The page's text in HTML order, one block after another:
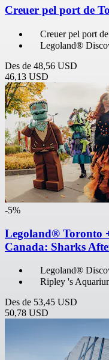
Creuer pel port de
Creuer pel port
Legoland®
Des de 48,56 USD
46,13 USD
-5%
Legoland® Toronto
Canada: Sharks
Legoland®
Ripley 's
Des de 53,45 USD
50,78 USD